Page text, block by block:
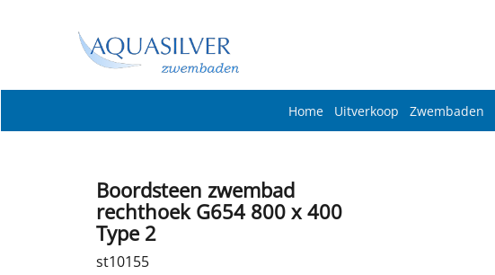
Home Uitverkoop Zwembaden
Boordsteen zwembad
rechthoek G654 800 x 400
Type 2
st10155